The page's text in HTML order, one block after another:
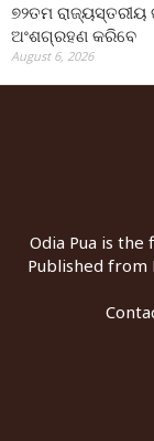
୭୨ତମ
ଅଂଶଗ୍ରହଣ କରିବେ
August 6, 2026
Odia Pua is
Published from